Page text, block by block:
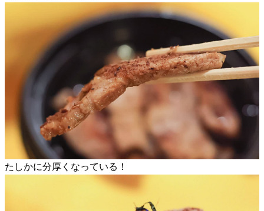
たしかに分厚くなっている！